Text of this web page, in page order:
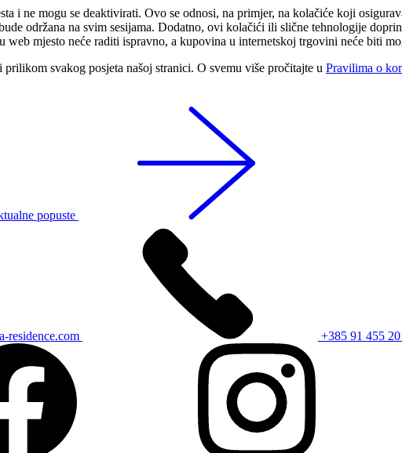
i ne mogu se deaktivirati. Ovo se odnosi, na primjer, na kolačiće koji
održana na svim sesijama. Dodatno, ovi kolačići ili slične tehnologije
mjesto neće raditi ispravno, a kupovina u internetskoj trgovini neće biti
svakog posjeta našoj stranici. O svemu više pročitajte u Pravilima o
popuste
residence.com +385 91 455